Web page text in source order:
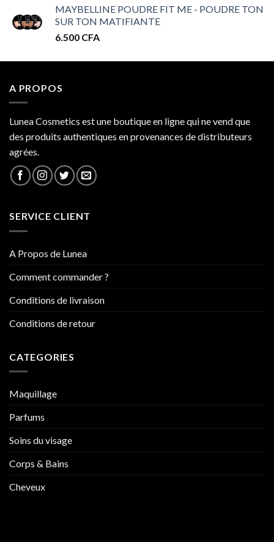
prix :
MAYBELLINE POUDRE FIT ME - POUDRE TON
SUR TON MATIFIANTE
6.500 CFA
A PROPOS
Lunea Cosmetics est une boutique en ligne qui ne vend que
des produits authentiques en provenances de distributeurs
agrées.
SERVICE CLIENT
A Propos de Lunea
Comment commander ?
Conditions de livraison
Conditions de retour
CATEGORIES
Maquillage
Parfums
Soins du visage
Corps & Bains
Cheveux